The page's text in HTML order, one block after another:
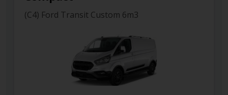
(C4) Ford Transit Custom 6m3